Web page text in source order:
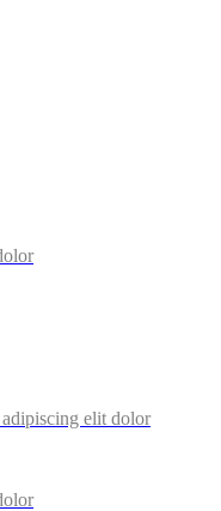
elit dolor